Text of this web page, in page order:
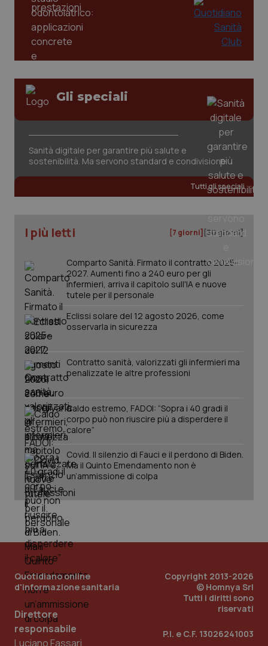
Gli speciali
Sanità digitale per garantire più salute e
sostenibilità. Ma servono standard e condivisione
Tutti gli speciali
I più letti [7 giorni] [30 giorni]
Comparto Sanità. Firmato il contratto 2025-
2027. Aumenti fino a 240 euro per gli
infermieri, arriva il capitolo sull'IA e nuove
tutele per il personale
Eclissi solare del 12 agosto 2026, come
osservarla in sicurezza
Contratto sanità, valorizzati gli infermieri ma
penalizzate le altre professioni
Caldo estremo, FADOI: “Sopra i 40 gradi il
corpo può non riuscire più a disperdere il
calore”
Covid. Il silenzio di Fauci e il perdono di Biden.
Ma il Quinto Emendamento non è
un’ammissione di colpa
Quotidiano online
d'informazione sanitaria
Direttore
responsabile
Luciano Fassari
Copyright 2013-2026
© Homnya Srl
Tutti i diritti sono
riservati
P.I. e C.F. 13026241003
www.quotidianosanita.it
_ga_KM60CM4NPH
mese